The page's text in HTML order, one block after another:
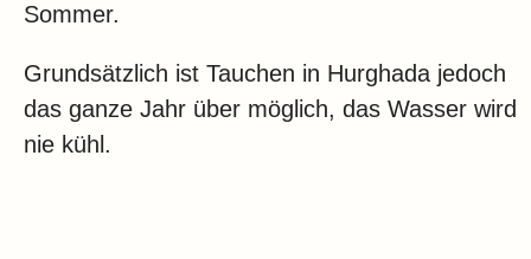
Sommer.
Grundsätzlich ist Tauchen in Hurghada jedoch
das ganze Jahr über möglich, das Wasser wird
nie kühl.